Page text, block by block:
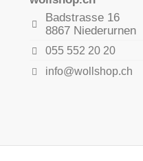
Badstrasse 16
8867 Niederurnen
055 552 20 20
info@wollshop.ch